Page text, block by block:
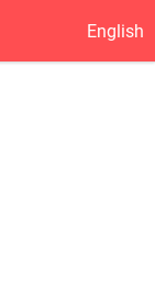
English